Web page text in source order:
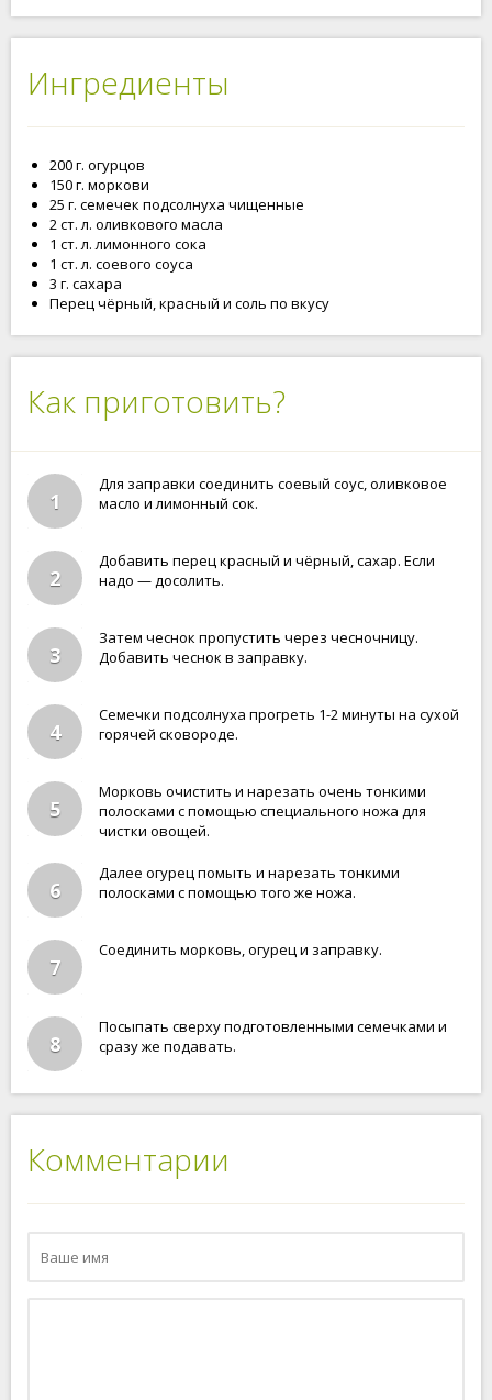
Ингредиенты
200 г. огурцов
150 г. моркови
25 г. семечек подсолнуха чищенные
2 ст. л. оливкового масла
1 ст. л. лимонного сока
1 ст. л. соевого соуса
3 г. сахара
Перец чёрный, красный и соль по вкусу
Как приготовить?
1
Для заправки соединить соевый соус, оливковое
масло и лимонный сок.
2
Добавить перец красный и чёрный, сахар. Если
надо — досолить.
3
Затем чеснок пропустить через чесночницу.
Добавить чеснок в заправку.
4
Семечки подсолнуха прогреть 1-2 минуты на сухой
горячей сковороде.
5
Морковь очистить и нарезать очень тонкими
полосками с помощью специального ножа для
чистки овощей.
6
Далее огурец помыть и нарезать тонкими
полосками с помощью того же ножа.
7
Соединить морковь, огурец и заправку.
8
Посыпать сверху подготовленными семечками и
сразу же подавать.
Комментарии